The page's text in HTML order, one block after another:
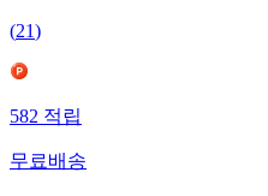
(21)
582적립
무료배송